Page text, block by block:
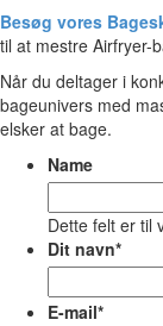
Besøg vores
til at mestre Airfryer-
Når du deltager i
bageunivers med
elsker at bage.
Name
Dette felt er til
Dit navn*
E-mail*